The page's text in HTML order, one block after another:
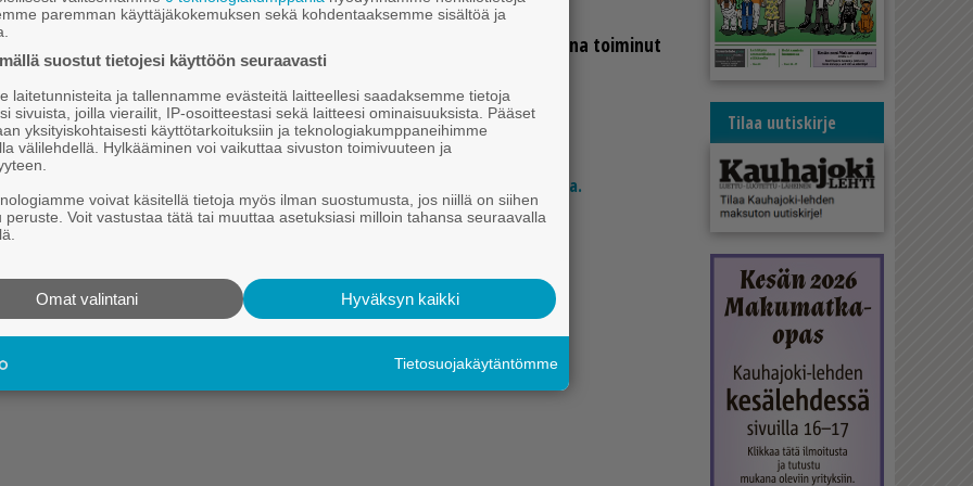
Sa­no­mat ker­too verk­ko­si­vuil­laan, et­tä Kau­ha­jo­en­kin kau­pun­gin­joh­ta­ja­na toi­mi­nut
mais­te­riAnt­ti Ran­ta­kok­koon kuol­lut 73-vuo­ti­aa­na.
Hei.
Tämä sisältö on vain Kauhajoki-lehden tilaajille.
Tilaa digitaalinen lehti tutustumistarjouksena kahdeksi kuukaudeksi 24 eurolla.
Tilaa uutiskirje
paremman käyttäjäkokemuksen sekä kohdentaaksemme sisältöä ja
suostut tietojesi käyttöön seuraavasti
laitetunnisteita ja tallennamme evästeitä laitteellesi saadaksemme tietoja
sivuista, joilla vierailit, IP-osoitteestasi sekä laitteesi ominaisuuksista. Pääset
yksityiskohtaisesti käyttötarkoituksiin ja teknologiakumppaneihimme
välilehdellä. Hylkääminen voi vaikuttaa sivuston toimivuuteen ja
voivat käsitellä tietoja myös ilman suostumusta, jos niillä on siihen
peruste. Voit vastustaa tätä tai muuttaa asetuksiasi milloin tahansa seuraavalla
Hyväksyn kaikki
Omat valintani
Tietosuojakäytäntömme